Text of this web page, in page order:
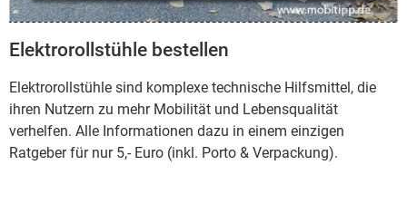
Elektrorollstühle bestellen
Elektrorollstühle sind komplexe technische Hilfsmittel, die
ihren Nutzern zu mehr Mobilität und Lebensqualität
verhelfen. Alle Informationen dazu in einem einzigen
Ratgeber für nur 5,- Euro (inkl. Porto & Verpackung).